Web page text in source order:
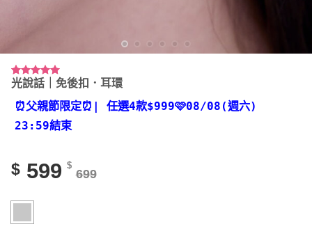
評分5.00
10
位顧客進行
評分
光說話｜免後扣．耳環
⏰父親節限定⏰ | 任選4款$999🩷08/08(週六)
23:59結束
$ 599 $
699